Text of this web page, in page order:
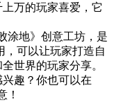
万的玩家喜爱，它
涂地》创意工坊，是
，可以让玩家打造自
世界的玩家分享。
趣？你也可以在
！